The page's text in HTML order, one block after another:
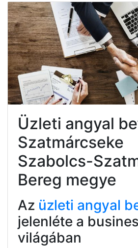
Üzleti angyal
Szatmárcseke
Szabolcs-
Bereg megye
Az üzleti angyal
jelenléte a
világában